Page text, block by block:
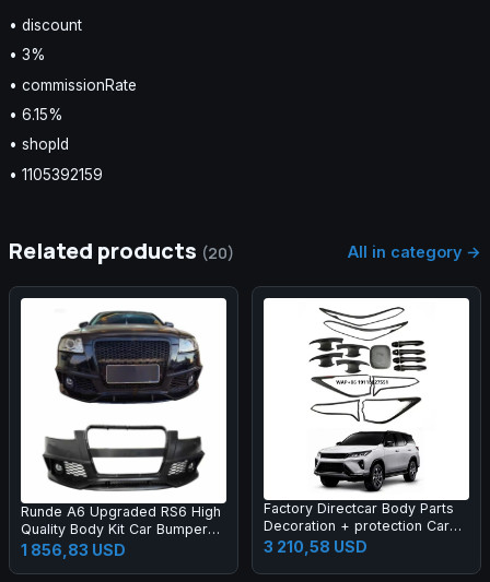
• discount
• 3%
• commissionRate
• 6.15%
• shopId
• 1105392159
Related products (20) All in category →
Runde A6 Upgraded RS6 High
Quality Body Kit Car Bumper
Grille Rear Lips Tail Throat Tail
Wing Manufacturer Direct
1 856,83 USD
Factory Directcar Body Parts
Decoration + protection Car
Body Parts Car Accessories
3 210,58 USD